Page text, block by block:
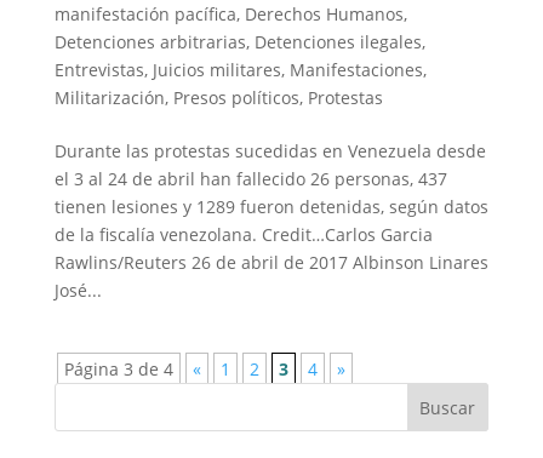
manifestación pacífica, Derechos Humanos,
Detenciones arbitrarias, Detenciones ilegales,
Entrevistas, Juicios militares, Manifestaciones,
Militarización, Presos políticos, Protestas
Durante las protestas sucedidas en Venezuela desde
el 3 al 24 de abril han fallecido 26 personas, 437
tienen lesiones y 1289 fueron detenidas, según datos
de la fiscalía venezolana. Credit…Carlos Garcia
Rawlins/Reuters 26 de abril de 2017 Albinson Linares
José...
Página 3 de 4 « 1 2 3 4
»
Buscar